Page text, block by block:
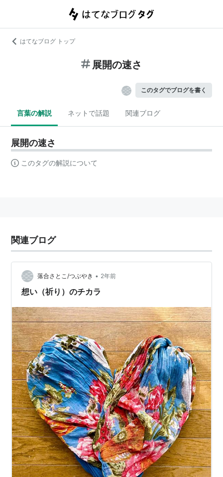
はてなブログ トップ
展開の速さ
このタグでブログを書く
言葉の解説 ネットで話題 関連ブログ
展開の速さ
このタグの解説について
関連ブログ
落合さとこ/つぶやき • 2年前
想い（祈り）のチカラ